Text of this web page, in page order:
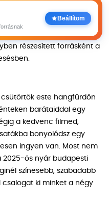
Beállítom
részesített forrásként a
csütörtök este hangfürdőn
barátaiddal egy
a kedvenc filmed,
bonyolódsz egy
ingyen van. Most nem
2025-ös nyár budapesti
színesebb, szabadabb
ki minket a négy